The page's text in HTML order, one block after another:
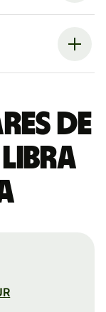
de
libra